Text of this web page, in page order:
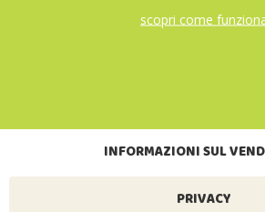
scopri come
INFORMAZIONI SUL
PRIVACY